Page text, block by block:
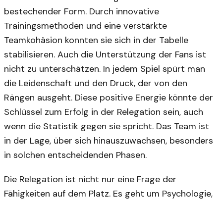
bestechender Form. Durch innovative
Trainingsmethoden und eine verstärkte
Teamkohäsion konnten sie sich in der Tabelle
stabilisieren. Auch die Unterstützung der Fans ist
nicht zu unterschätzen. In jedem Spiel spürt man
die Leidenschaft und den Druck, der von den
Rängen ausgeht. Diese positive Energie könnte der
Schlüssel zum Erfolg in der Relegation sein, auch
wenn die Statistik gegen sie spricht. Das Team ist
in der Lage, über sich hinauszuwachsen, besonders
in solchen entscheidenden Phasen.
Die Relegation ist nicht nur eine Frage der
Fähigkeiten auf dem Platz. Es geht um Psychologie,